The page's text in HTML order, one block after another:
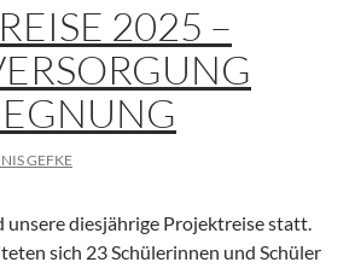
2025 –
GEFKE
unsere diesjährige Projektreise statt.
sich 23 Schülerinnen und Schüler